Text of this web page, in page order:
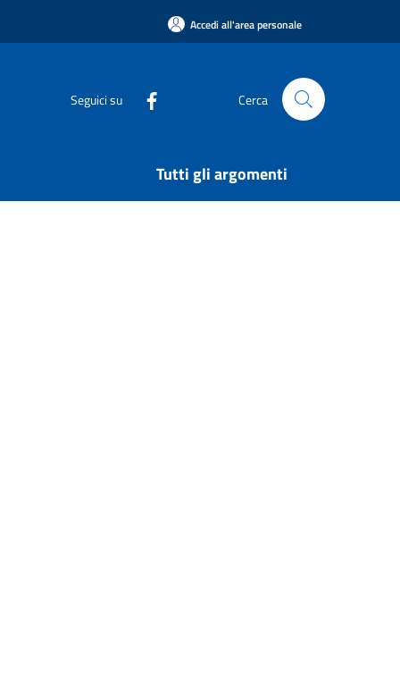
Accedi all'area personale
Seguici su Cerca
Tutti gli argomenti